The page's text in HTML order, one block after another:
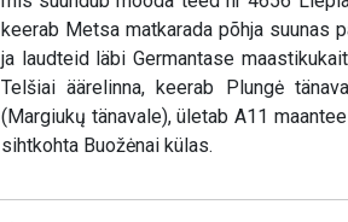
keerab Metsa matkarada põhja suunas
ja laudteid läbi Germantase
Telšiai äärelinna, keerab Plungė
(Margiukų tänavale), ületab A11
sihtkohta Buožėnai külas.